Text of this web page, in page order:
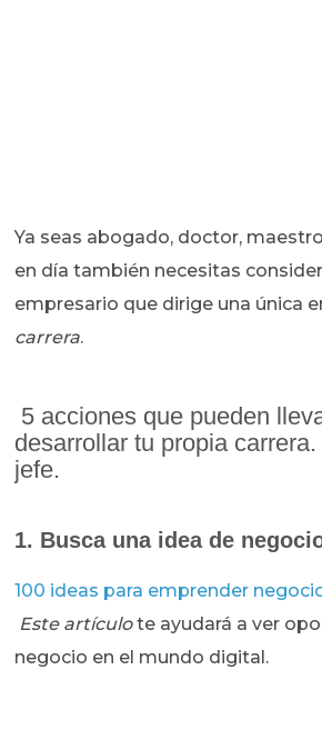
Ya seas abogado, doctor,
en día también necesitas
empresario que dirige una única
carrera.
5 acciones que pueden
desarrollar tu propia
jefe.
1. Busca una idea de
100 ideas para emprender
Este artículote ayudará a ver
negocio en el mundo digital.